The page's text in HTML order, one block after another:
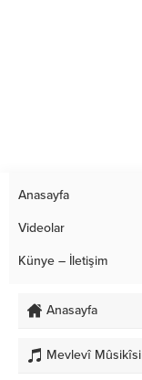
Anasayfa
Videolar
Künye – İletişim
Anasayfa
Mevlevî Mûsikîsi